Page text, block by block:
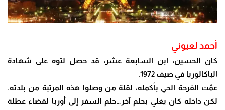
أحمد لعيوني
كان الحسين، ابن السابعة عشر، قد حصل لتوه على شهادة
الباكالوريا في صيف 1972.
عمّت الفرحة الحي بأكمله، لقلة من وصلوا هذه المرتبة من بلدته.
لكن داخله كان يغلي بحلم آخر…حلم السفر إلى أوربا لقضاء عطلة